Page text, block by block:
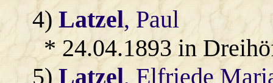
4)Latzel, Paul
* 24.04.1893 in
5)Latzel, Elfriede